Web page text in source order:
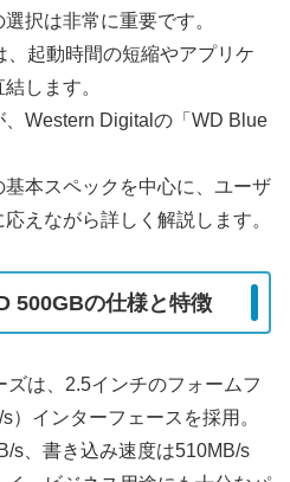
択は非常に重要です。
起動時間の短縮やアプリケ
します。
Western Digitalの「WD Blue
本スペックを中心に、ユーザ
えながら詳しく解説します。
500GBの仕様と特徴
は、2.5インチのフォームフ
）インターフェースを採用。
s、書き込み速度は510MB/s